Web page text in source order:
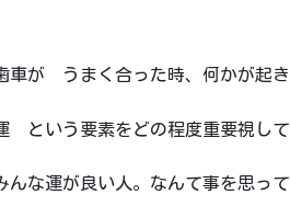
車が うまく合った時、何かが起
という要素をどの程度重要視して
んな運が良い人。なんて事を思っ